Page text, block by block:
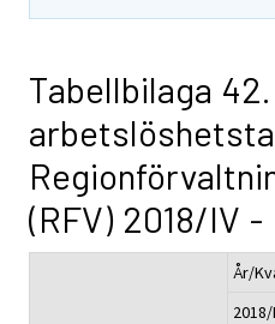
Tabellbilaga
(RFV) 2018/IV -
År/
2018/